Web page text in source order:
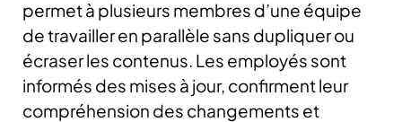
permet à plusieurs membres d’une équipe
de travailler en parallèle sans dupliquer ou
écraser les contenus. Les employés sont
informés des mises à jour, confirment leur
compréhension des changements et